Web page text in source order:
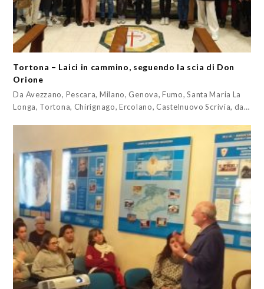
Tortona – Laici in cammino, seguendo la scia di Don
Orione
Da Avezzano, Pescara, Milano, Genova, Fumo, Santa Maria La
Longa, Tortona, Chirignago, Ercolano, Castelnuovo Scrivia, da…